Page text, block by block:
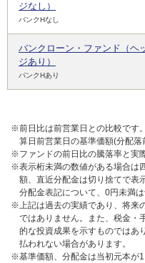
ジなし）
バンクHなし
バンクローン・ファンド（ヘ
ジあり）
バンクHあり
※前日比は前営業日との比較です
算日前営業日の基準価額(分配落
※ファンドの前日比の騰落率と実
※表示桁未満の数値がある場合は
額、直近分配金は切り捨てで表
分配金表記について、0円未満
※上記は過去の実績であり、将来
ではありません。また、税金・
的な投資成果を示すものではあ
払われない場合があります。
※基準価額、分配金は当初元本が